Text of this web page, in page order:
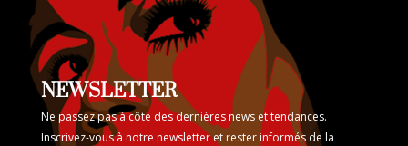
NEWSLETTER
Ne passez pas à côte des dernières news et tendances.
Inscrivez-vous à notre newsletter et rester informés de la